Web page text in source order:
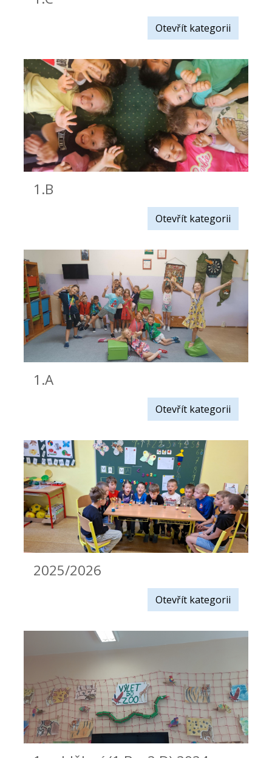
Otevřít kategorii
1.B
Otevřít kategorii
1.A
Otevřít kategorii
2025/2026
Otevřít kategorii